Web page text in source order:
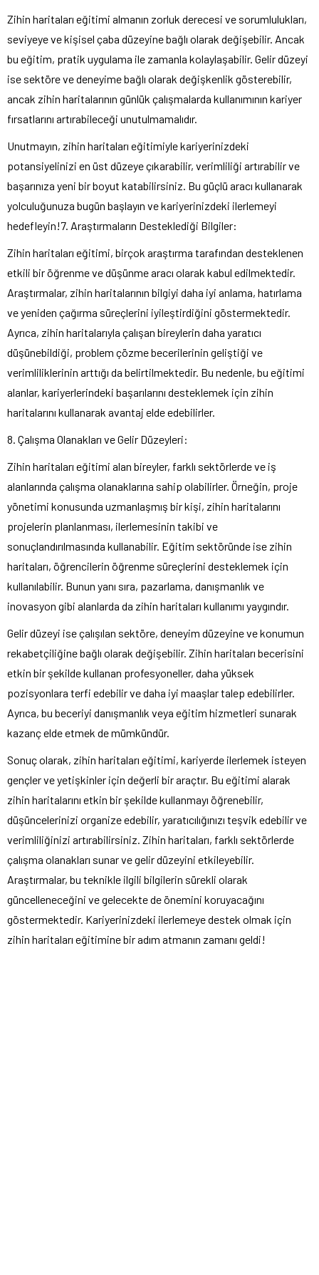
Zihin haritaları eğitimi almanın zorluk derecesi ve sorumlulukları,
seviyeye ve kişisel çaba düzeyine bağlı olarak değişebilir. Ancak
bu eğitim, pratik uygulama ile zamanla kolaylaşabilir. Gelir düzeyi
ise sektöre ve deneyime bağlı olarak değişkenlik gösterebilir,
ancak zihin haritalarının günlük çalışmalarda kullanımının kariyer
fırsatlarını artırabileceği unutulmamalıdır.
Unutmayın, zihin haritaları eğitimiyle kariyerinizdeki
potansiyelinizi en üst düzeye çıkarabilir, verimliliği artırabilir ve
başarınıza yeni bir boyut katabilirsiniz. Bu güçlü aracı kullanarak
yolculuğunuza bugün başlayın ve kariyerinizdeki ilerlemeyi
hedefleyin!7. Araştırmaların Desteklediği Bilgiler:
Zihin haritaları eğitimi, birçok araştırma tarafından desteklenen
etkili bir öğrenme ve düşünme aracı olarak kabul edilmektedir.
Araştırmalar, zihin haritalarının bilgiyi daha iyi anlama, hatırlama
ve yeniden çağırma süreçlerini iyileştirdiğini göstermektedir.
Ayrıca, zihin haritalarıyla çalışan bireylerin daha yaratıcı
düşünebildiği, problem çözme becerilerinin geliştiği ve
verimliliklerinin arttığı da belirtilmektedir. Bu nedenle, bu eğitimi
alanlar, kariyerlerindeki başarılarını desteklemek için zihin
haritalarını kullanarak avantaj elde edebilirler.
8. Çalışma Olanakları ve Gelir Düzeyleri:
Zihin haritaları eğitimi alan bireyler, farklı sektörlerde ve iş
alanlarında çalışma olanaklarına sahip olabilirler. Örneğin, proje
yönetimi konusunda uzmanlaşmış bir kişi, zihin haritalarını
projelerin planlanması, ilerlemesinin takibi ve
sonuçlandırılmasında kullanabilir. Eğitim sektöründe ise zihin
haritaları, öğrencilerin öğrenme süreçlerini desteklemek için
kullanılabilir. Bunun yanı sıra, pazarlama, danışmanlık ve
inovasyon gibi alanlarda da zihin haritaları kullanımı yaygındır.
Gelir düzeyi ise çalışılan sektöre, deneyim düzeyine ve konumun
rekabetçiliğine bağlı olarak değişebilir. Zihin haritaları becerisini
etkin bir şekilde kullanan profesyoneller, daha yüksek
pozisyonlara terfi edebilir ve daha iyi maaşlar talep edebilirler.
Ayrıca, bu beceriyi danışmanlık veya eğitim hizmetleri sunarak
kazanç elde etmek de mümkündür.
Sonuç olarak, zihin haritaları eğitimi, kariyerde ilerlemek isteyen
gençler ve yetişkinler için değerli bir araçtır. Bu eğitimi alarak
zihin haritalarını etkin bir şekilde kullanmayı öğrenebilir,
düşüncelerinizi organize edebilir, yaratıcılığınızı teşvik edebilir ve
verimliliğinizi artırabilirsiniz. Zihin haritaları, farklı sektörlerde
çalışma olanakları sunar ve gelir düzeyini etkileyebilir.
Araştırmalar, bu teknikle ilgili bilgilerin sürekli olarak
güncelleneceğini ve gelecekte de önemini koruyacağını
göstermektedir. Kariyerinizdeki ilerlemeye destek olmak için
zihin haritaları eğitimine bir adım atmanın zamanı geldi!